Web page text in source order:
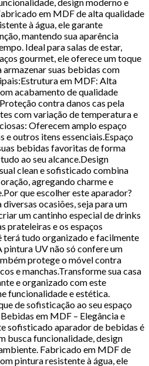
em MDF de alta qualidade
à água, ele garante
mantendo sua aparência
Ideal para salas de estar,
gourmet, ele oferece um toque
suas bebidas com
em MDF: Alta
acabamento de qualidade
contra danos cas pela
com variação de temperatura e
Oferecem amplo espaço
e outros itens essenciais.Espaço
bebidas favoritas de forma
ao seu alcance.Design
clean e sofisticado combina
agregando charme e
que escolher este aparador?
ocasiões, seja para um
um cantinho especial de drinks
prateleiras e os espaços
terá tudo organizado e facilmente
pintura UV não só confere um
protege o móvel contra
e manchas.Transforme sua casa
e organizado com este
funcionalidade e estética.
de sofisticação ao seu espaço
em MDF – Elegância e
sofisticado aparador de bebidas é
busca funcionalidade, design
Fabricado em MDF de
pintura resistente à água, ele